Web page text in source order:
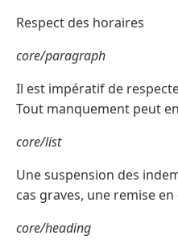
Respect des horaires
core/paragraph
Il est impératif de
Tout manquement peut
core/list
Une suspension des
cas graves, une remise
core/heading